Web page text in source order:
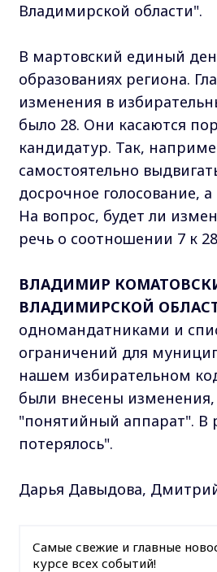
Владимирской области".
В мартовский единый
образованиях региона.
изменения в
было 28. Они касаются
кандидатур. Так,
самостоятельно
досрочное голосование,
На вопрос, будет ли
речь о соотношении 7 к
ВЛАДИМИР
ВЛАДИМИРСКОЙ
одномандатниками и
ограничений для
нашем избирательном
были внесены
"понятийный аппарат". В
потерялось".
Дарья Давыдова,
Самые свежие и главные
курсе всех событий!